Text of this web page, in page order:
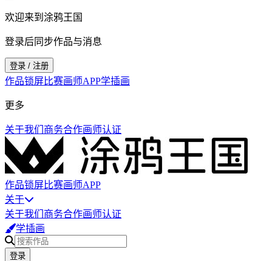
欢迎来到涂鸦王国
登录后同步作品与消息
登录 / 注册
作品锁屏比赛画师APP学插画
更多
关于我们 商务合作画师认证
作品锁屏比赛画师APP
关于
关于我们 商务合作画师认证
学插画
登录